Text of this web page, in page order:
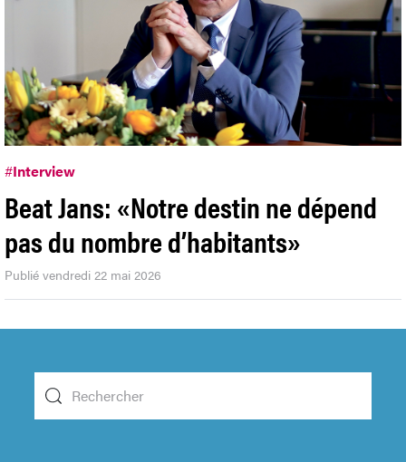
#Interview
Beat Jans: «Notre destin ne dépend
pas du nombre d’habitants»
Publié vendredi 22 mai 2026